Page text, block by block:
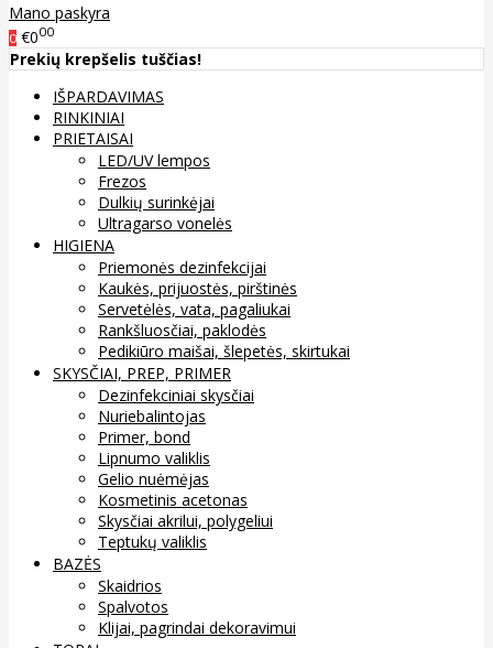
Mano paskyra
0 €000
Prekių krepšelis tuščias!
IŠPARDAVIMAS
RINKINIAI
PRIETAISAI
LED/UV lempos
Frezos
Dulkių surinkėjai
Ultragarso vonelės
HIGIENA
Priemonės dezinfekcijai
Kaukės, prijuostės, pirštinės
Servetėlės, vata, pagaliukai
Rankšluosčiai, paklodės
Pedikiūro maišai, šlepetės, skirtukai
SKYSČIAI, PREP, PRIMER
Dezinfekciniai skysčiai
Nuriebalintojas
Primer, bond
Lipnumo valiklis
Gelio nuėmėjas
Kosmetinis acetonas
Skysčiai akrilui, polygeliui
Teptukų valiklis
BAZĖS
Skaidrios
Spalvotos
Klijai, pagrindai dekoravimui